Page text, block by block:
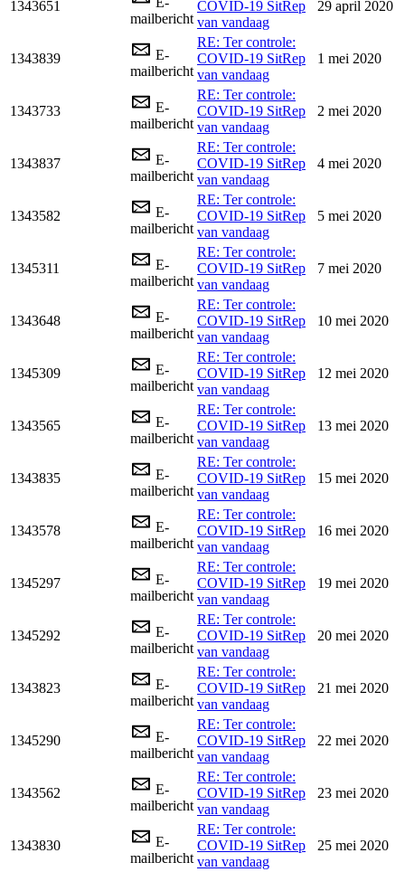
1343651
mailbericht
COVID-19 SitRep
van vandaag
29 april 2020
1343839
E-
mailbericht
RE: Ter controle:
COVID-19 SitRep
van vandaag
1 mei 2020
1343733
E-
mailbericht
RE: Ter controle:
COVID-19 SitRep
van vandaag
2 mei 2020
1343837
E-
mailbericht
RE: Ter controle:
COVID-19 SitRep
van vandaag
4 mei 2020
1343582
E-
mailbericht
RE: Ter controle:
COVID-19 SitRep
van vandaag
5 mei 2020
1345311
E-
mailbericht
RE: Ter controle:
COVID-19 SitRep
van vandaag
7 mei 2020
1343648
E-
mailbericht
RE: Ter controle:
COVID-19 SitRep
van vandaag
10 mei 2020
1345309
E-
mailbericht
RE: Ter controle:
COVID-19 SitRep
van vandaag
12 mei 2020
1343565
E-
mailbericht
RE: Ter controle:
COVID-19 SitRep
van vandaag
13 mei 2020
1343835
E-
mailbericht
RE: Ter controle:
COVID-19 SitRep
van vandaag
15 mei 2020
1343578
E-
mailbericht
RE: Ter controle:
COVID-19 SitRep
van vandaag
16 mei 2020
1345297
E-
mailbericht
RE: Ter controle:
COVID-19 SitRep
van vandaag
19 mei 2020
1345292
E-
mailbericht
RE: Ter controle:
COVID-19 SitRep
van vandaag
20 mei 2020
1343823
E-
mailbericht
RE: Ter controle:
COVID-19 SitRep
van vandaag
21 mei 2020
1345290
E-
mailbericht
RE: Ter controle:
COVID-19 SitRep
van vandaag
22 mei 2020
1343562
E-
mailbericht
RE: Ter controle:
COVID-19 SitRep
van vandaag
23 mei 2020
1343830
E-
mailbericht
RE: Ter controle:
COVID-19 SitRep
van vandaag
25 mei 2020